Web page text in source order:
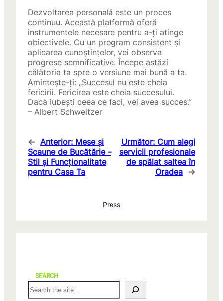
Dezvoltarea personală este un proces
continuu. Această platformă oferă
instrumentele necesare pentru a-ți atinge
obiectivele. Cu un program consistent și
aplicarea cunoștințelor, vei observa
progrese semnificative. Începe astăzi
călătoria ta spre o versiune mai bună a ta.
Amintește-ți: „Succesul nu este cheia
fericirii. Fericirea este cheia succesului.
Dacă iubești ceea ce faci, vei avea succes.”
– Albert Schweitzer
← Anterior: Mese și
Scaune de Bucătărie –
Stil și Funcționalitate
pentru Casa Ta
Următor: Cum alegi
servicii profesionale
de spălat saltea în
Oradea →
Press
SEARCH
S
e